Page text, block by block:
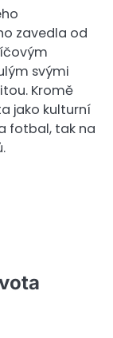
zavedla od
svými
Kromě
jako kulturní
fotbal, tak na